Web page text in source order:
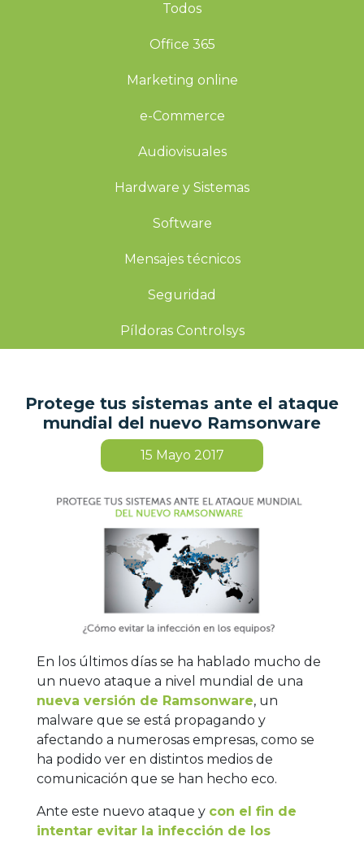
Todos
Office 365
Marketing online
e-Commerce
Audiovisuales
Hardware y Sistemas
Software
Mensajes técnicos
Seguridad
Píldoras Controlsys
Protege tus sistemas ante el ataque
mundial del nuevo Ramsonware
15 Mayo 2017
En los últimos días se ha hablado mucho de
un nuevo ataque a nivel mundial de una
nueva versión de Ramsonware, un
malware que se está propagando y
afectando a numerosas empresas, como se
ha podido ver en distintos medios de
comunicación que se han hecho eco.
Ante este nuevo ataque y con el fin de
intentar evitar la infección de los